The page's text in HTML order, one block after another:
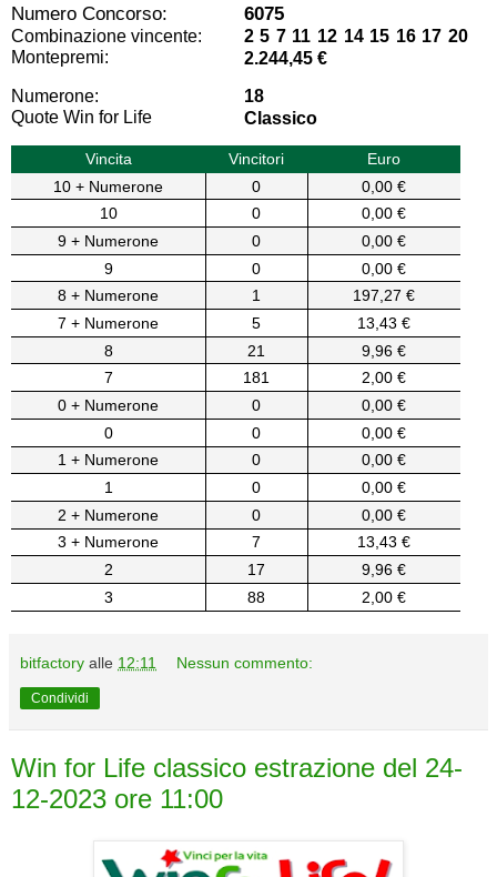
Numero Concorso: 6075
Combinazione vincente:
2 5 7 11 12 14 15 16 17 20
Montepremi:
2.244,45 €
Numerone:
18
Quote Win for Life
Classico
Vincita Vincitori
Euro
10 + Numerone
0
0,00 €
10
0
0,00 €
9 + Numerone
0
0,00 €
9
0
0,00 €
8 + Numerone
1
197,27 €
7 + Numerone
5
13,43 €
8
21
9,96 €
7
181
2,00 €
0 + Numerone
0
0,00 €
0
0
0,00 €
1 + Numerone
0
0,00 €
1
0
0,00 €
2 + Numerone
0
0,00 €
3 + Numerone
7
13,43 €
2
17
9,96 €
3
88 2,00 €
bitfactory alle 12:11 Nessun commento:
Condividi
Win for Life classico estrazione del 24-
12-2023 ore 11:00